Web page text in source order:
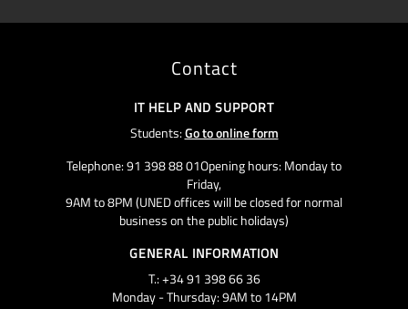
Contact
IT HELP AND SUPPORT
Students:Go to online form
Telephone: 91 398 88 01Opening hours: Monday to
Friday,
9AM to 8PM (UNED offices will be closed for normal
business on the public holidays)
GENERAL INFORMATION
T.: +34 91 398 66 36
Monday - Thursday: 9AM to 14PM